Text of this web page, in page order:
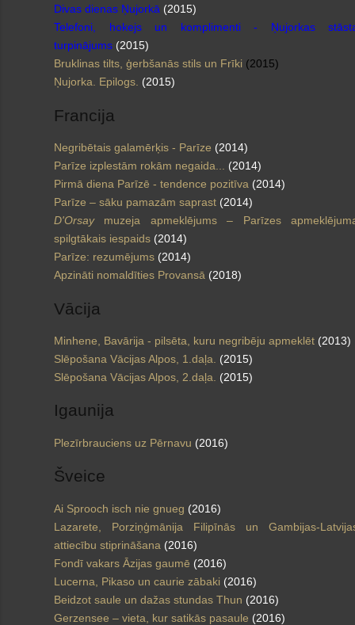
Divas dienas Ņujorkā (2015)
Telefoni, hokejs un komplimenti - Ņujorkas
turpinājums (2015)
Bruklinas tilts, ģerbšanās stils un Frīki (2015)
Ņujorka. Epilogs. (2015)
Francija
Negribētais galamērķis - Parīze (2014)
Parīze izplestām rokām negaida...
(2014)
Pirmā diena Parīzē - tendence pozitīva (2014)
Parīze – sāku pamazām saprast (2014)
D'Orsaymuzeja apmeklējums – Parīzes
spilgtākais iespaids (2014)
Parīze: rezumējums (2014)
Apzināti nomaldīties Provansā (2018)
Vācija
Minhene, Bavārija - pilsēta, kuru negribēju apmeklēt (2013)
Slēpošana Vācijas Alpos, 1.daļa.
(2015)
Slēpošana Vācijas Alpos, 2.daļa.
(2015)
Igaunija
Plezīrbrauciens uz Pērnavu (2016)
Šveice
Ai Sprooch isch nie gnueg (2016)
Lazarete, Porziņģmānija Filipīnās un Gambijas-
attiecību stiprināšana (2016)
Fondī vakars Āzijas gaumē (2016)
Lucerna, Pikaso un caurie zābaki (2016)
Beidzot saule un dažas stundas Thun (2016)
Gerzensee – vieta, kur satikās pasaule (2016)